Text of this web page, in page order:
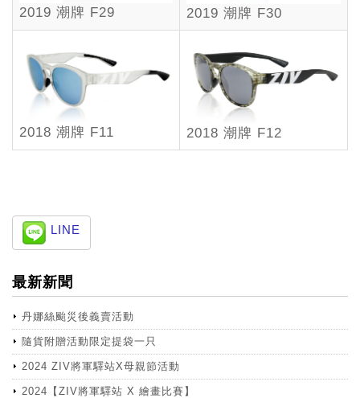
2019 潮牌 F29 2019 潮牌 F30
2018 潮牌 F11 2018 潮牌 F12
LINE
最新新聞
丹娜絲颱災後義賣活動
隨貨附贈活動限定提袋一只
2024 ZIV將軍驛站X母親節活動
2024【ZIV將軍驛站 X 繪畫比賽】